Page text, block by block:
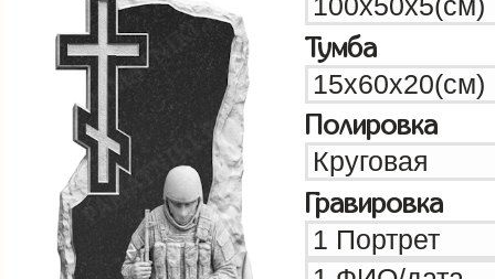
Тумба
Полировка
Гравировка